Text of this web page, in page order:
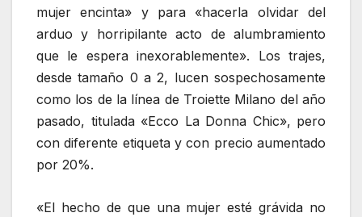
mujer encinta» y para «hacerla olvidar del
arduo y horripilante acto de alumbramiento
que le espera inexorablemente». Los trajes,
desde tamaño 0 a 2, lucen sospechosamente
como los de la línea de Troiette Milano del año
pasado, titulada «Ecco La Donna Chic», pero
con diferente etiqueta y con precio aumentado
por 20%.
«El hecho de que una mujer esté grávida no